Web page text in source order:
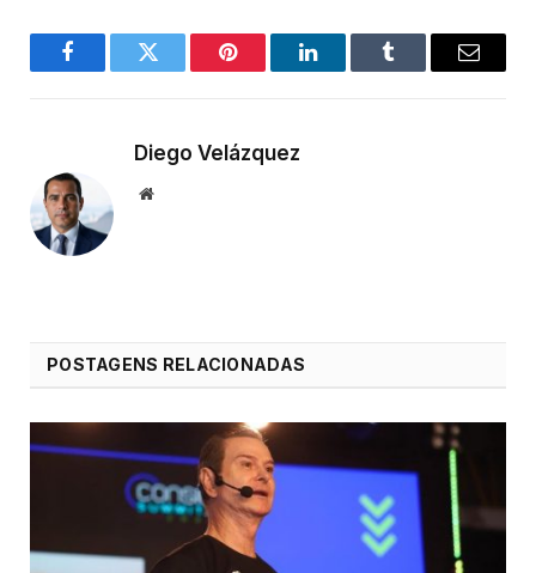
FacebookTwitter Pinterest LinkedInTumblr Email
Diego Velázquez
Website
POSTAGENS RELACIONADAS